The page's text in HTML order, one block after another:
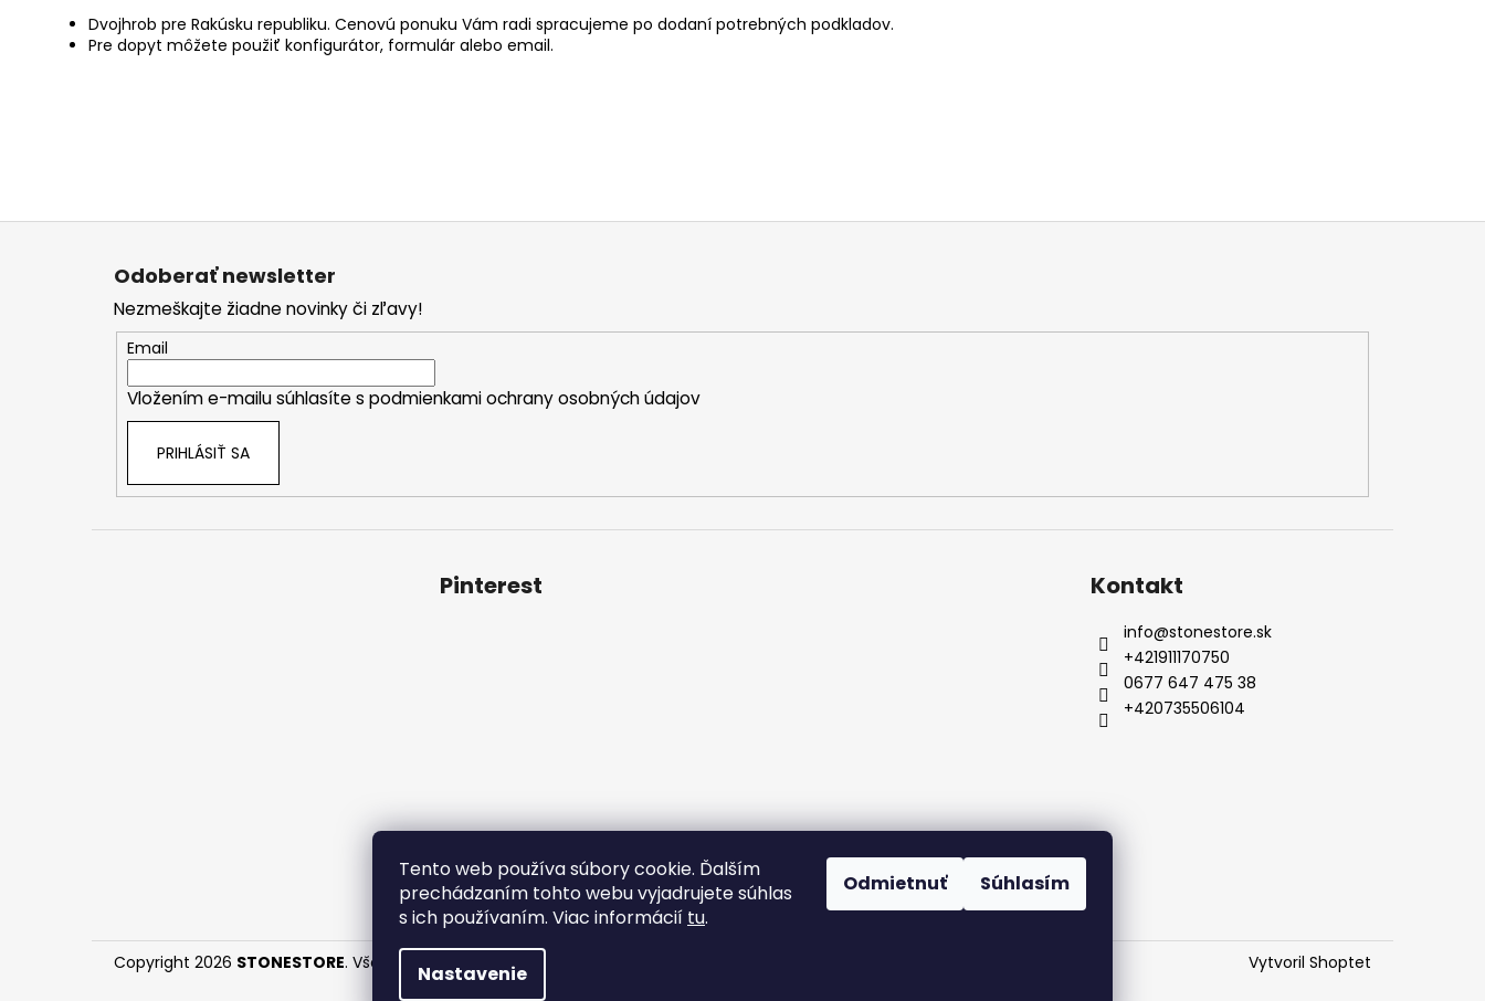
Tento web používa súbory cookie. Ďalším
prechádzaním tohto webu vyjadrujete súhlas
s ich používaním. Viac informácií tu.
Nastavenie
Odmietnuť Súhlasím
Dvojhrob pre Rakúsku republiku. Cenovú ponuku Vám radi spracujeme po dodaní potrebných podkladov.
Pre dopyt môžete použiť konfigurátor, formulár alebo email.
Z
Odoberať newsletter
Nezmeškajte žiadne novinky či zľavy!
Email
Vložením e-mailu súhlasíte s podmienkami ochrany osobných údajov
PRIHLÁSIŤ SA
Pinterest Kontakt
info@stonestore.sk
+421911170750
0677 647 475 38
+420735506104
Podmienky ochrany osobných údajov Veľkoobchod Kontakty
Vytvoril Shoptet
Copyright 2026 STONESTORE. Všetky práva vyhradené.